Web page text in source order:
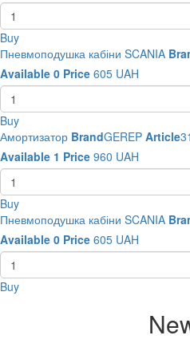
Buy
Пневмоподушка кабіни SCANIA
Available 0 Price 605 UAH
Buy
Амортизатор BrandGEREP Article
Available 1 Price 960 UAH
Buy
Пневмоподушка кабіни SCANIA
Available 0 Price 605 UAH
Buy